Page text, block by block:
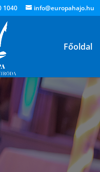
1040 info@europahajo.hu
Főoldal